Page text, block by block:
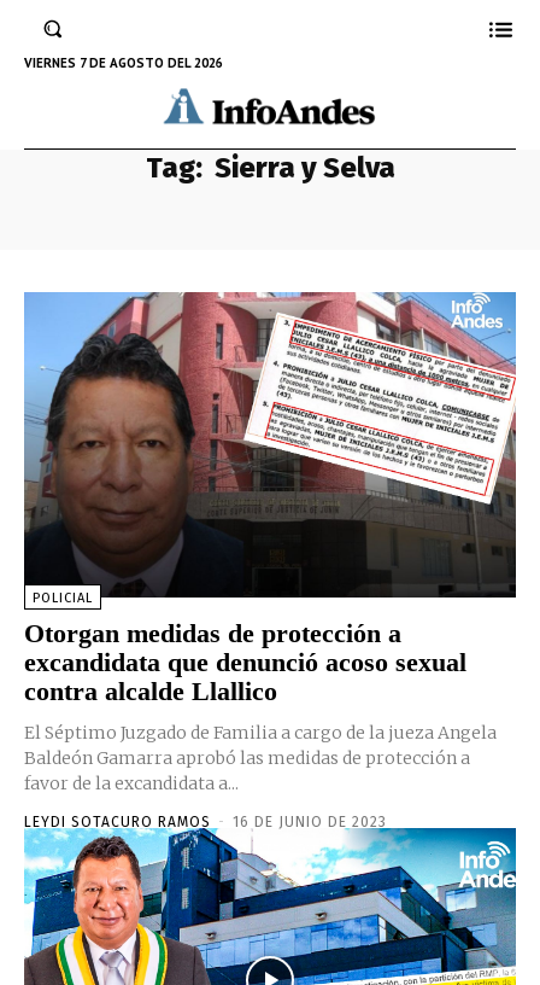
VIERNES 7 DE AGOSTO DEL 2026
Tag: Sierra y Selva
POLICIAL
Otorgan medidas de protección a
excandidata que denunció acoso sexual
contra alcalde Llallico
El Séptimo Juzgado de Familia a cargo de la jueza Angela
Baldeón Gamarra aprobó las medidas de protección a
favor de la excandidata a...
LEYDI SOTACURO RAMOS - 16 DE JUNIO DE 2023